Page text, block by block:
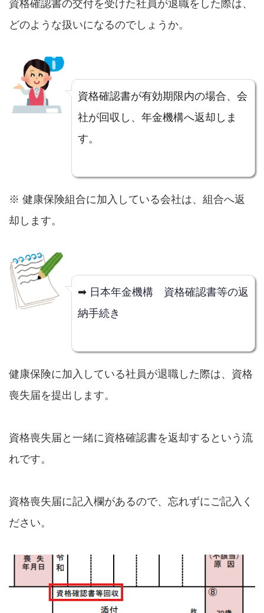
資格確認書の交付を受けた社員が退職をした際は、
どのような扱いになるのでしょうか。
資格確認書が有効期限内の場合、会
社が回収し、年金機構へ返却しま
す。
※ 健康保険組合に加入している会社は、組合へ返
却します。
➡ 日本年金機構 資格確認書等の返
納手続き
健康保険に加入している社員が退職した際は、資格
喪失届を提出します。
資格喪失届と一緒に資格確認書を返却するという流
れです。
資格喪失届に記入欄があるので、忘れずにご記入く
ださい。